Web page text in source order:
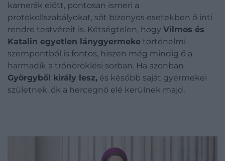
kamerák előtt, pontosan ismeri a
protokollszabályokat, sőt bizonyos esetekben ő inti
rendre testvéreit is. Kétségtelen, hogy Vilmos és
Katalin egyetlen lánygyermeke történelmi
szempontból is fontos, hiszen még mindig ő a
harmadik a trónöröklési sorban. Ha azonban
Györgyből király lesz, és később saját gyermekei
születnek, ők a hercegnő elé kerülnek majd.